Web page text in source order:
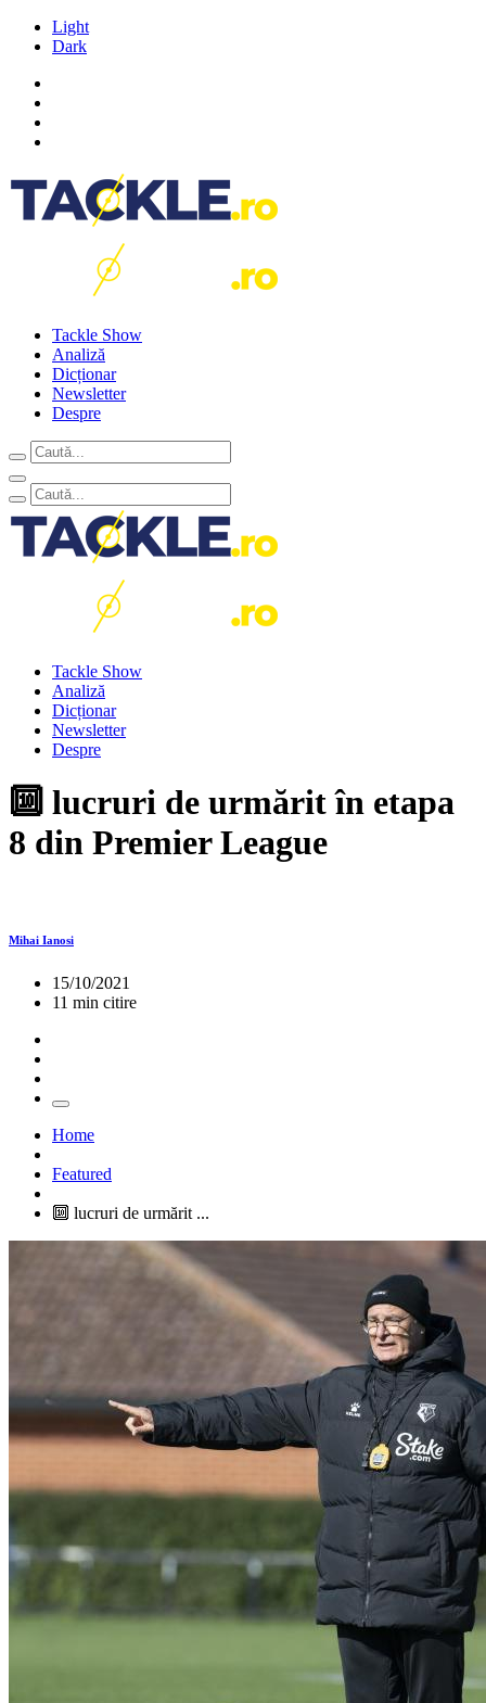
Light
Dark
Tackle Show
Analiză
Dicționar
Newsletter
Despre
Tackle Show
Analiză
Dicționar
Newsletter
Despre
🔟 lucruri de urmărit în etapa
8 din Premier League
Mihai Ianosi
15/10/2021
11 min citire
Home
Featured
🔟 lucruri de urmărit ...